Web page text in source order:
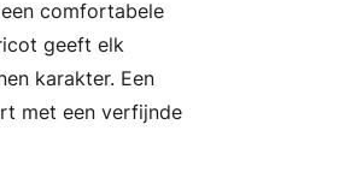
comfortabele
geeft elk
karakter. Een
met een verfijnde